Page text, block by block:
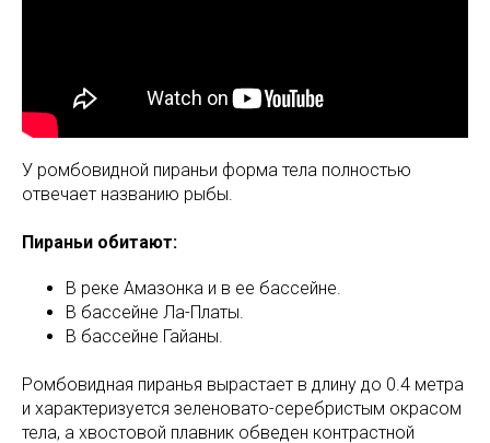
У ромбовидной пираньи форма тела полностью
отвечает названию рыбы.
Пираньи обитают:
В реке Амазонка и в ее бассейне.
В бассейне Ла-Платы.
В бассейне Гайаны.
Ромбовидная пиранья вырастает в длину до 0.4 метра
и характеризуется зеленовато-серебристым окрасом
тела, а хвостовой плавник обведен контрастной